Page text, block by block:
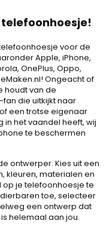
voor de
Apple, iPhone,
OnePlus, Oppo,
Ongeacht of
houdt van de
die uitkijkt naar
een trotse eigenaar
in het vaandel heeft, wij
te beschermen
ontwerper. Kies uit een
kleuren, materialen en
je telefoonhoesje te
toe, selecteer
een ontwerp dat
helemaal aan jou.